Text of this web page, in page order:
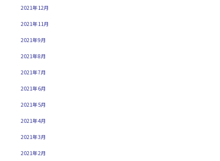
2021年12月
2021年11月
2021年9月
2021年8月
2021年7月
2021年6月
2021年5月
2021年4月
2021年3月
2021年2月